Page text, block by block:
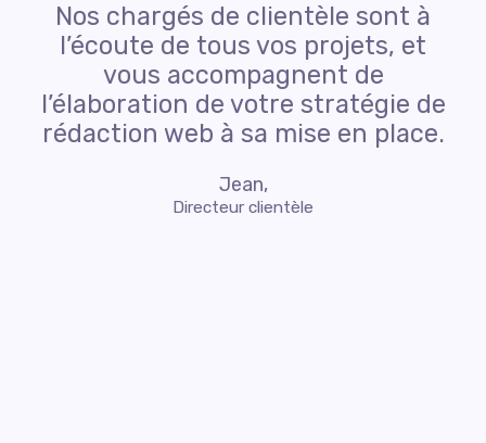
Nos chargés de clientèle sont à
l’écoute de tous vos projets, et
vous accompagnent de
l’élaboration de votre stratégie de
rédaction web à sa mise en place.
Jean,
Directeur clientèle